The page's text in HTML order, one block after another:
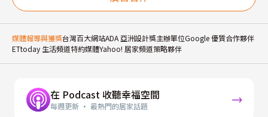
媒體報導與獲獎台灣百大網站ADA 亞洲設計獎主辦單位Google 優質合作夥伴
ETtoday 生活頻道特約媒體Yahoo! 居家頻道策略夥伴
在 Podcast 收聽幸福空間
每週更新 · 最熱門的居家話題